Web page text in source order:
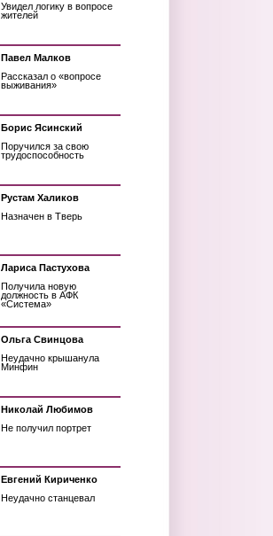
Увидел логику в вопросе
жителей
Павел Малков
Рассказал о «вопросе
выживания»
Борис Ясинский
Поручился за свою
трудоспособность
Рустам Халиков
Назначен в Тверь
Лариса Пастухова
Получила новую
должность в АФК
«Система»
Ольга Свинцова
Неудачно крышанула
Минфин
Николай Любимов
Не получил портрет
Евгений Кириченко
Неудачно станцевал